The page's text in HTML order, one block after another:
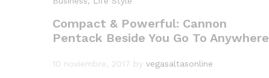
Compact & Powerful: Cannon
Pentack Beside You Go To Anywhere
10 noviembre, 2017 by vegasaltasonline